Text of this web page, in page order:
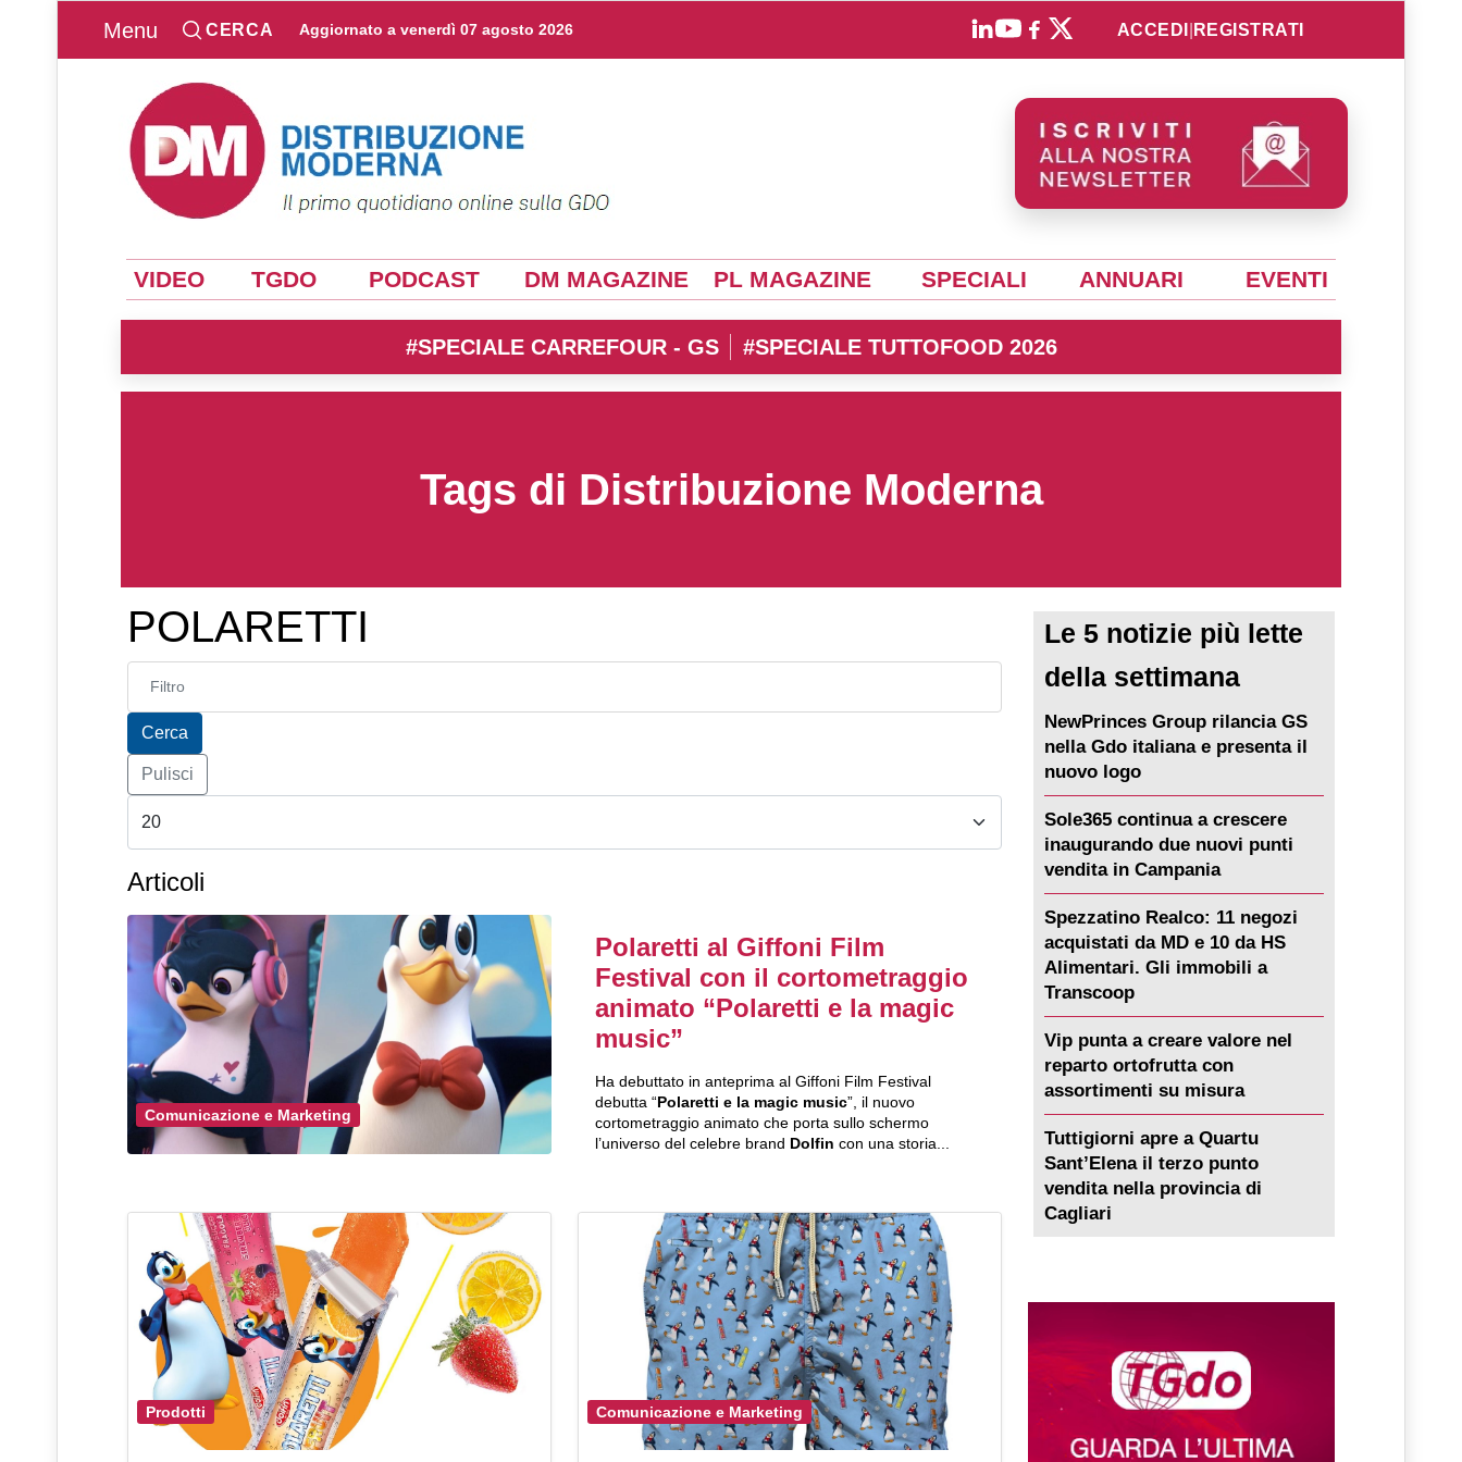
Menu CERCA Aggiornato a venerdì 07 agosto 2026 ACCEDI REGISTRATI
VIDEO TGDO PODCAST DM MAGAZINE PL MAGAZINE SPECIALI ANNUARI EVENTI
#SPECIALE CARREFOUR - GS #SPECIALE TUTTOFOOD 2026
Tags di Distribuzione Moderna
POLARETTI
Inserisci parte del titolo
Cerca
Pulisci
Articoli
Comunicazione e Marketing
Polaretti al Giffoni Film
Festival con il cortometraggio
animato “Polaretti e la magic
music”
Ha debuttato in anteprima al Giffoni Film Festival
debutta “Polaretti e la magic music”, il nuovo
cortometraggio animato che porta sullo schermo
l’universo del celebre brand Dolfin con una storia...
Prodotti Comunicazione e Marketing
Le 5 notizie più lette
della settimana
NewPrinces Group rilancia GS
nella Gdo italiana e presenta il
nuovo logo
Sole365 continua a crescere
inaugurando due nuovi punti
vendita in Campania
Spezzatino Realco: 11 negozi
acquistati da MD e 10 da HS
Alimentari. Gli immobili a
Transcoop
Vip punta a creare valore nel
reparto ortofrutta con
assortimenti su misura
Tuttigiorni apre a Quartu
Sant’Elena il terzo punto
vendita nella provincia di
Cagliari